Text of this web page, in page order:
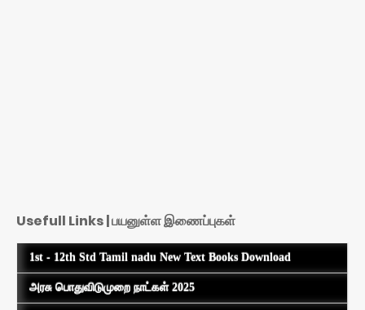
Usefull Links | பயனுள்ள இணைப்புகள்
1st - 12th Std Tamil nadu New Text Books Download
அரசு பொதுவிடுமுறை நாட்கள் 2025